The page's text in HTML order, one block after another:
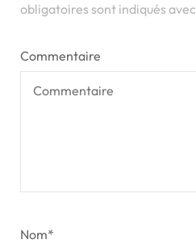
obligatoires sont indiqués avec
Commentaire
Nom*